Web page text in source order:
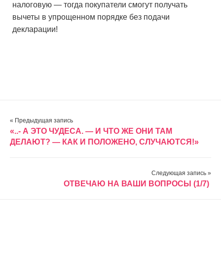
налоговую — тогда покупатели смогут получать
вычеты в упрощенном порядке без подачи
декларации!
« Предыдущая запись
«..- А ЭТО ЧУДЕСА. — И ЧТО ЖЕ ОНИ ТАМ
ДЕЛАЮТ? — КАК И ПОЛОЖЕНО, СЛУЧАЮТСЯ!»
Следующая запись »
ОТВЕЧАЮ НА ВАШИ ВОПРОСЫ (1/7)